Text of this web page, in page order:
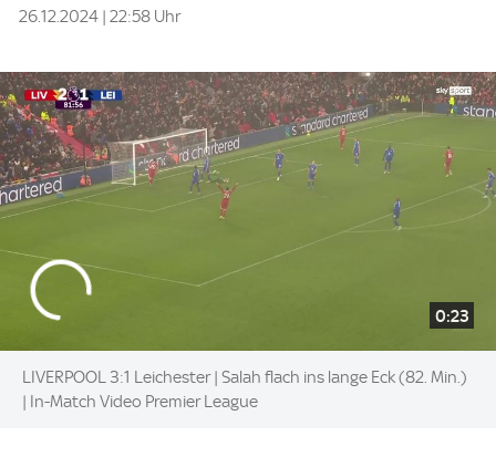
26.12.2024 | 22:58 Uhr
0:23
LIVERPOOL 3:1 Leichester | Salah flach ins lange Eck (82. Min.)
| In-Match Video Premier League